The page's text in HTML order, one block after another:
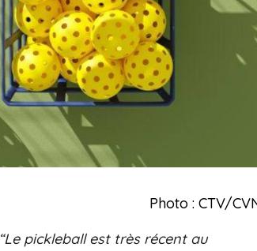
Photo : CTV/
“Le pickleball est très récent au